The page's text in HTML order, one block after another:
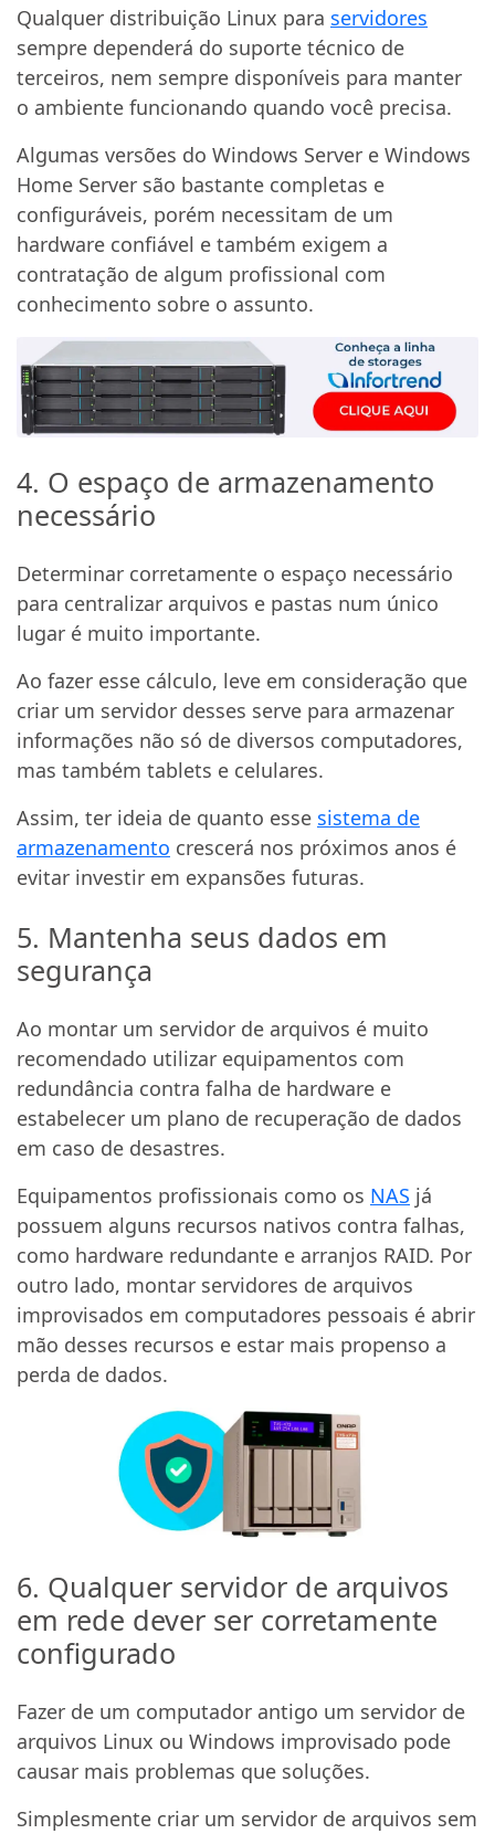
Qualquer distribuição Linux para servidores
sempre dependerá do suporte técnico de
terceiros, nem sempre disponíveis para manter
o ambiente funcionando quando você precisa.
Algumas versões do Windows Server e Windows
Home Server são bastante completas e
configuráveis, porém necessitam de um
hardware confiável e também exigem a
contratação de algum profissional com
conhecimento sobre o assunto.
4. O espaço de armazenamento
necessário
Determinar corretamente o espaço necessário
para centralizar arquivos e pastas num único
lugar é muito importante.
Ao fazer esse cálculo, leve em consideração que
criar um servidor desses serve para armazenar
informações não só de diversos computadores,
mas também tablets e celulares.
Assim, ter ideia de quanto esse sistema de
armazenamento crescerá nos próximos anos é
evitar investir em expansões futuras.
5. Mantenha seus dados em
segurança
Ao montar um servidor de arquivos é muito
recomendado utilizar equipamentos com
redundância contra falha de hardware e
estabelecer um plano de recuperação de dados
em caso de desastres.
Equipamentos profissionais como os NAS já
possuem alguns recursos nativos contra falhas,
como hardware redundante e arranjos RAID. Por
outro lado, montar servidores de arquivos
improvisados em computadores pessoais é abrir
mão desses recursos e estar mais propenso a
perda de dados.
6. Qualquer servidor de arquivos
em rede dever ser corretamente
configurado
Fazer de um computador antigo um servidor de
arquivos Linux ou Windows improvisado pode
causar mais problemas que soluções.
Simplesmente criar um servidor de arquivos sem